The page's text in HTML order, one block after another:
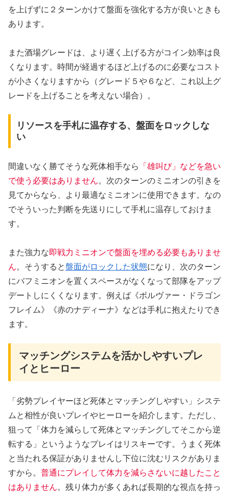
を上げずに２ターンかけて盤面を強化する方が良いときも
あります。
また酒場グレードは、より遅く上げる方がコイン効率は良
くなります。時間が経過するほど上げるのに必要なコスト
が小さくなりますから（グレード５や６など、これ以上グ
レードを上げることを考えない場合）。
リソースを手札に温存する、盤面をロックしな
い
間違いなく勝てそうな死体相手なら
「雄叫び」などを急い
で使う必要はありません。次のターンのミニオンの引きを
見てからなら、より最適なミニオンに使用できます。なの
でそういった判断を先送りにして手札に温存しておけま
す。
また強力な即戦力ミニオンで盤面を埋める必要もありませ
ん。そうすると盤面がロックした状態になり、次のターン
にバフミニオンを置くスペースがなくなって部隊をアップ
デートしにくくなります。例えば《ボルヴァー・ドラゴン
フレイム》《赤のナディーナ》などは手札に抱えたりでき
ます。
マッチングシステムを活かしやすいプレ
イとヒーロー
「劣勢プレイヤーほど死体とマッチングしやすい」システ
ムと相性が良いプレイやヒーローを紹介します。ただし、
狙って「体力を減らして死体とマッチングしてそこから逆
転する」というようなプレイはリスキーです。うまく死体
と当たれる保証がありませんし下位に沈むリスクがありま
すから。 普通にプレイして体力を減らさないに越したこと
はありません。残り体力が多くあれば長期的な視点を持っ